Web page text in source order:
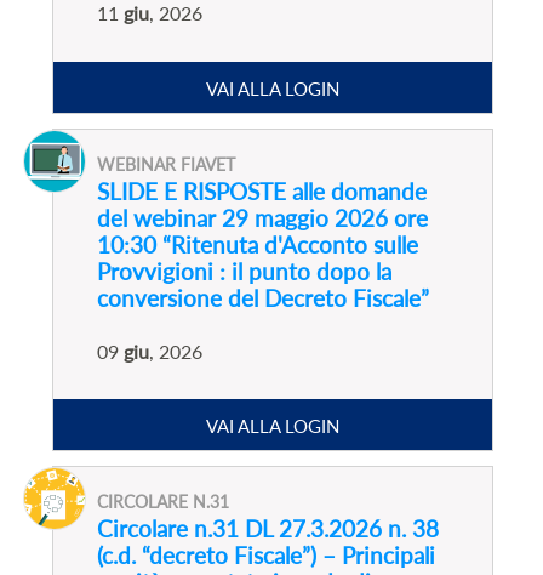
11 giu, 2026
VAI ALLA LOGIN
WEBINAR FIAVET
SLIDE E RISPOSTE alle domande
del webinar 29 maggio 2026 ore
10:30 “Ritenuta d'Acconto sulle
Provvigioni : il punto dopo la
conversione del Decreto Fiscale”
09 giu, 2026
VAI ALLA LOGIN
CIRCOLARE N.31
Circolare n.31 DL 27.3.2026 n. 38
(c.d. “decreto Fiscale”) – Principali